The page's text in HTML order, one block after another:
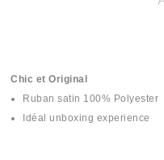
Chic et Original
Ruban satin 100% Polyester
Idéal unboxing experience